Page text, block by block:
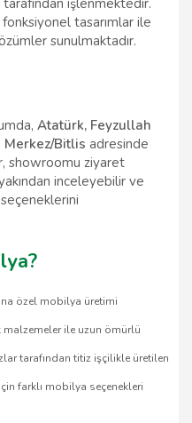
tasarımlar ile
sunulmaktadır.
Atatürk, Feyzullah
Merkez/Bitlis adresinde
showroomu ziyaret
inceleyebilir ve
özel mobilya üretimi
malzemeler ile uzun ömürlü
tarafından titiz işçilikle üretilen
farklı mobilya seçenekleri